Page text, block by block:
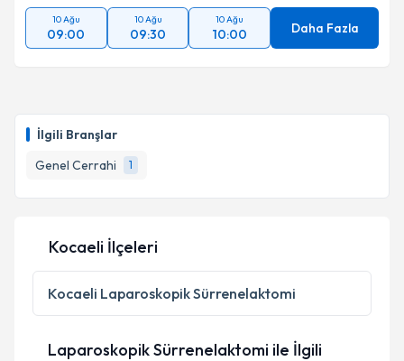
İlgili Branşlar
Genel Cerrahi
1
10 Ağu
09:00
10 Ağu
09:30
10 Ağu
10:00 Daha Fazla
Kocaeli İlçeleri
Kocaeli Laparoskopik Sürrenelaktomi
Laparoskopik Sürrenelaktomi ile İlgili